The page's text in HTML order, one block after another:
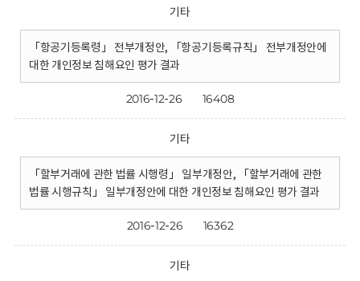
기타
「항공기등록령」 전부개정안, 「항공기등록규칙」 전부개정안에
대한 개인정보 침해요인 평가 결과
2016-12-26 16408
기타
「할부거래에 관한 법률 시행령」 일부개정안, 「할부거래에 관한
법률 시행규칙」 일부개정안에 대한 개인정보 침해요인 평가 결과
2016-12-26 16362
기타